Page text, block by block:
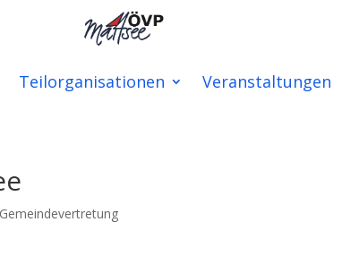
Teilorganisationen Veranstaltungen
Gemeindevertretung